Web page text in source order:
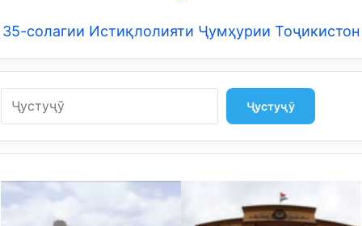
35-солагии Истиқлолияти Ҷумҳурии Тоҷикистон
Ҷустуҷӯ